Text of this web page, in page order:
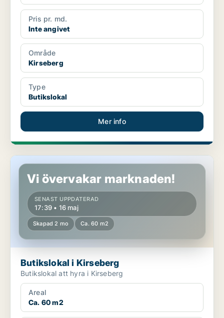
Pris pr. md.
Inte angivet
Område
Kirseberg
Type
Butikslokal
Mer info
Butikslokal i Kirseberg
Vi övervakar marknaden!
SENAST UPPDATERAD
17:39 • 16 maj
Skapad 2 mo Ca. 60 m2
Butikslokal i Kirseberg
Butikslokal att hyra i Kirseberg
Areal
Ca. 60 m2